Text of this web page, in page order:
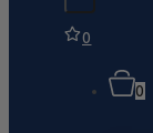
0
0